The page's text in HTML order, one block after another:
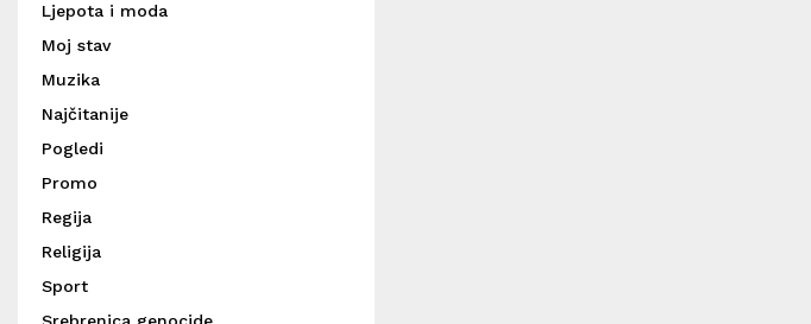
Ljepota i moda
Moj stav
Muzika
Najčitanije
Pogledi
Promo
Regija
Religija
Sport